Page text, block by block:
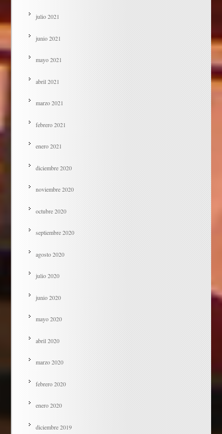
julio 2021
junio 2021
mayo 2021
abril 2021
marzo 2021
febrero 2021
enero 2021
diciembre 2020
noviembre 2020
octubre 2020
septiembre 2020
agosto 2020
julio 2020
junio 2020
mayo 2020
abril 2020
marzo 2020
febrero 2020
enero 2020
diciembre 2019